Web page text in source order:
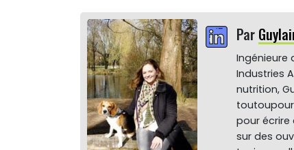
Par
Ingénieure
Industries
nutrition,
pour écrire
sur des